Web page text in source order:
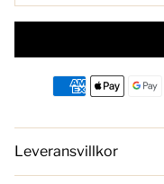
Leveransvillkor